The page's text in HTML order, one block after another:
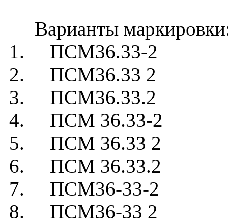
Варианты
1. ПСМ36.33-2
2. ПСМ36.33 2
3. ПСМ36.33.2
4. ПСМ 36.33-2
5. ПСМ 36.33 2
6. ПСМ 36.33.2
7. ПСМ36-33-2
8. ПСМ36-33 2